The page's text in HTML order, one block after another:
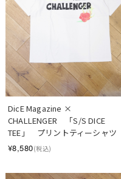
DicE Magazine ×
CHALLENGER　「S/S DICE
TEE」　プリントティーシャツ
¥8,580(税込)